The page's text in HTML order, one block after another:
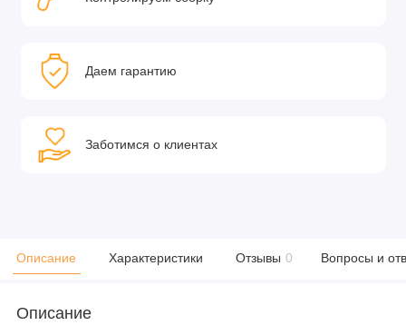
Даем гарантию
Заботимся о клиентах
Описание Характеристики Отзывы 0 Вопросы и
Описание